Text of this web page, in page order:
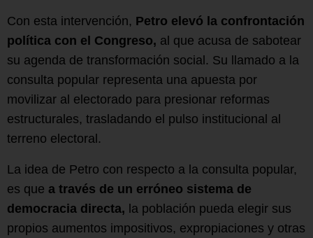
Con esta intervención, Petro elevó la confrontación
política con el Congreso, al que acusa de sabotear
su agenda de transformación social. Su llamado a la
consulta popular representa una apuesta por
movilizar al electorado para presionar reformas
estructurales, trasladando el pulso institucional al
terreno electoral.
La idea de Petro con respecto a la consulta popular,
es que a través de un erróneo sistema de
democracia directa, la población pueda elegir sus
propios aumentos impositivos, expropiaciones y otras